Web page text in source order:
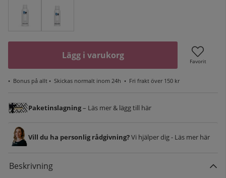
Lägg i varukorg
Favorit
• Bonus på allt • Skickas normalt inom 24h • Fri frakt över 150 kr
Paketinslagning– Läs mer & lägg till här
Vill du ha personlig rådgivning?Vi hjälper dig - Läs mer här
Beskrivning